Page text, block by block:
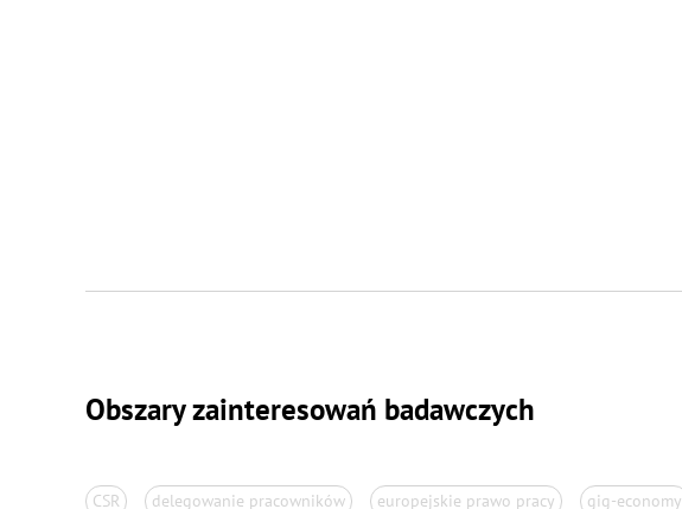
Obszary zainteresowań badawczych
CSR delegowanie pracowników europejskie prawo pracy gig-economy